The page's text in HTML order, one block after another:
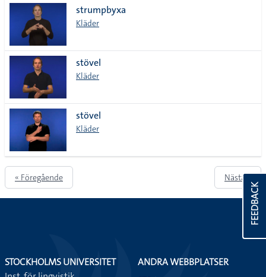
strumpbyxa
Kläder
stövel
Kläder
stövel
Kläder
« Föregående Nästa »
FEEDBACK
STOCKHOLMS UNIVERSITET
ANDRA WEBBPLATSER